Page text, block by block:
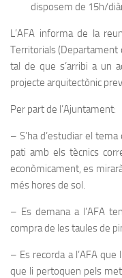
disposem de 15h/
L’AFA informa de la
Territorials (Departament
tal de que s’arribi a un
projecte arquitectònic
Per part de l’Ajuntament:
– S’ha d’estudiar el
pati amb els tècnics
econòmicament, es
més hores de sol.
– Es demana a l’AFA
compra de les taules de
– Es recorda a l’AFA
que li pertoquen pels